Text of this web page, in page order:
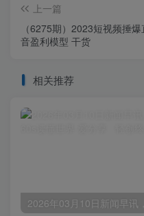
上一篇
（6275期）2023短视频捶
音盈利模型 干货
相关推荐